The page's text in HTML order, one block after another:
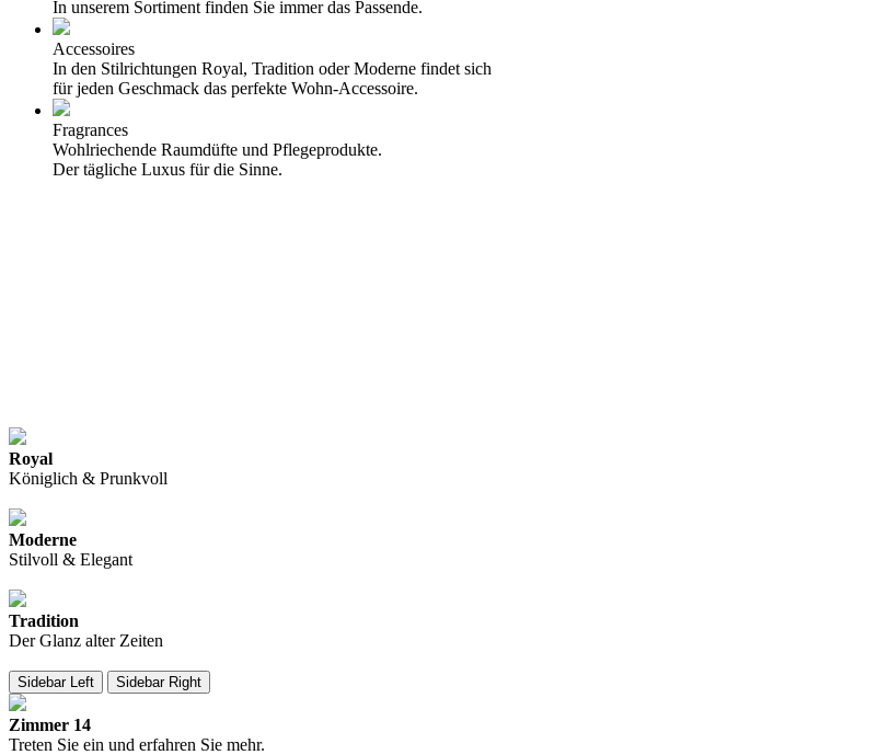
In unserem Sortiment finden Sie immer das Passende.
Accessoires
In den Stilrichtungen Royal, Tradition oder Moderne findet sich
für jeden Geschmack das perfekte Wohn-Accessoire.
Fragrances
Wohlriechende Raumdüfte und Pflegeprodukte.
Der tägliche Luxus für die Sinne.
Royal
Königlich & Prunkvoll
Moderne
Stilvoll & Elegant
Tradition
Der Glanz alter Zeiten
Sidebar Left Sidebar Right
Zimmer 14
Treten Sie ein und erfahren Sie mehr.